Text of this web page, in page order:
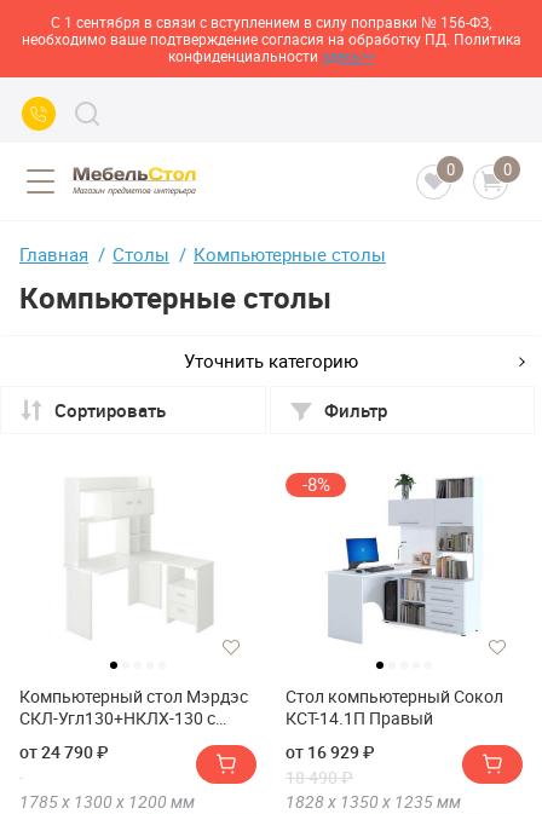
С 1 сентября в связи с вступлением в силу поправки № 156-ФЗ,
необходимо ваше подтверждение согласия на обработку ПД. Политика
конфиденциальности здесь>>
0 0
Главная Столы Компьютерные столы
Компьютерные столы
Уточнить категорию
Сортировать Фильтр
Компьютерный стол Мэрдэс
СКЛ-Угл130+НКЛХ-130 с
надстройкой+бокс Правый
от 24 790 ₽
1785 х 1300 х 1200 мм
-8%
Стол компьютерный Сокол
КСТ-14.1П Правый
от 16 929 ₽
18 490 ₽
1828 х 1350 х 1235мм